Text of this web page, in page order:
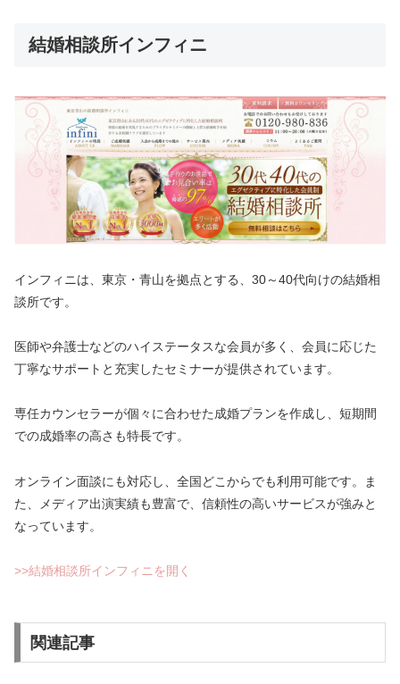
結婚相談所インフィニ
インフィニは、東京・青山を拠点とする、30～40代向けの結婚相
談所です。
医師や弁護士などのハイステータスな会員が多く、会員に応じた
丁寧なサポートと充実したセミナーが提供されています。
専任カウンセラーが個々に合わせた成婚プランを作成し、短期間
での成婚率の高さも特長です。
オンライン面談にも対応し、全国どこからでも利用可能です。ま
た、メディア出演実績も豊富で、信頼性の高いサービスが強みと
なっています。
>>結婚相談所インフィニを開く
関連記事